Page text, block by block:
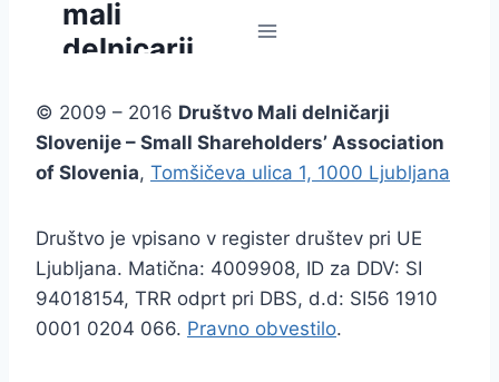
© 2009 – 2016 Društvo Mali delničarji
Slovenije – Small Shareholders’ Association
of Slovenia, Tomšičeva ulica 1, 1000 Ljubljana
Društvo je vpisano v register društev pri UE
Ljubljana. Matična: 4009908, ID za DDV: SI
94018154, TRR odprt pri DBS, d.d: SI56 1910
0001 0204 066. Pravno obvestilo.